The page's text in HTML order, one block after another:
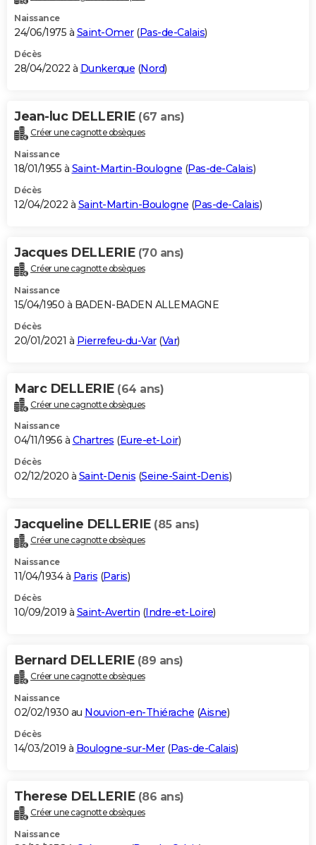
Naissance
24/06/1975 à Saint-Omer(Pas-de-Calais)
Décès
28/04/2022 à Dunkerque (Nord)
Jean-luc DELLERIE (67 ans)
Créer une cagnotte obsèques
Naissance
18/01/1955 à Saint-Martin-Boulogne (Pas-de-Calais)
Décès
12/04/2022 à Saint-Martin-Boulogne (Pas-de-Calais)
Jacques DELLERIE (70 ans)
Créer une cagnotte obsèques
Naissance
15/04/1950 à BADEN-BADEN ALLEMAGNE
Décès
20/01/2021 à Pierrefeu-du-Var(Var)
Marc DELLERIE (64 ans)
Créer une cagnotte obsèques
Naissance
04/11/1956 à Chartres (Eure-et-Loir)
Décès
02/12/2020 à Saint-Denis (Seine-Saint-Denis)
Jacqueline DELLERIE (85 ans)
Créer une cagnotte obsèques
Naissance
11/04/1934 à Paris (Paris)
Décès
10/09/2019 à Saint-Avertin (Indre-et-Loire)
Bernard DELLERIE (89 ans)
Créer une cagnotte obsèques
Naissance
02/02/1930 au Nouvion-en-Thiérache (Aisne)
Décès
14/03/2019 à Boulogne-sur-Mer(Pas-de-Calais)
Therese DELLERIE (86 ans)
Créer une cagnotte obsèques
Naissance